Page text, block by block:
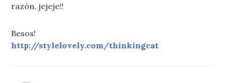
razón, jejeje!!
Besos!
http://stylelovely.com/thinkingcat